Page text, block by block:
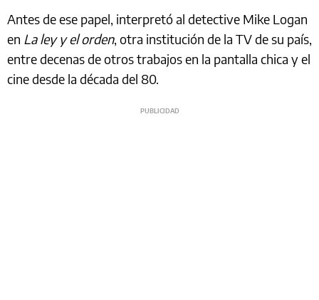
Antes de ese papel, interpretó al detective Mike Logan
en La ley y el orden, otra institución de la TV de su país,
entre decenas de otros trabajos en la pantalla chica y el
cine desde la década del 80.